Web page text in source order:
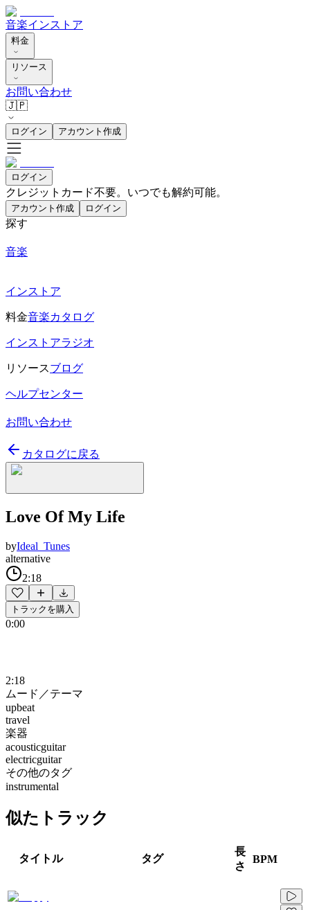
音楽インストア
料金
リソース
お問い合わせ
🇯🇵
ログイン アカウント作成
ログイン
クレジットカード不要。いつでも解約可能。
アカウント作成 ログイン
探す
音楽
インストア
料金音楽カタログ
インストアラジオ
リソースブログ
ヘルプセンター
お問い合わせ
カタログに戻る
Love Of My Life
byIdeal_Tunes
alternative
2:18
トラックを購入
0:00
2:18
ムード／テーマ
upbeat
travel
楽器
acousticguitar
electricguitar
その他のタグ
instrumental
似たトラック
タイトル タグ
長
さ
BPM